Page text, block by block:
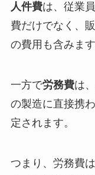
人件費は、従業
費だけでなく、
の費用も含みます
一方で労務費は
の製造に直接携
定されます。
つまり、労務費